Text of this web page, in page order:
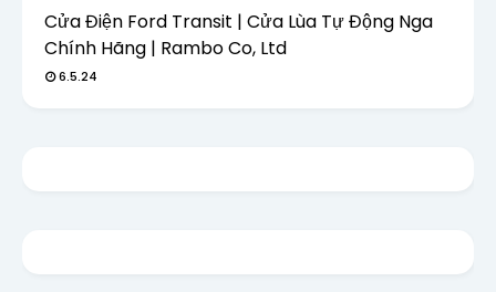
Cửa Điện Ford Transit | Cửa Lùa Tự Động Nga
Chính Hãng | Rambo Co, Ltd
6.5.24